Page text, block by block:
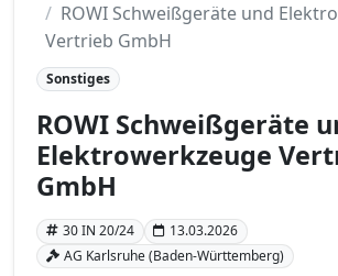
ROWI Schweißgeräte und
Vertrieb GmbH
Sonstiges
ROWI Schweißgeräte
Elektrowerkzeuge
GmbH
30 IN 20/24
13.03.2026
AG Karlsruhe (Baden-Württemberg)